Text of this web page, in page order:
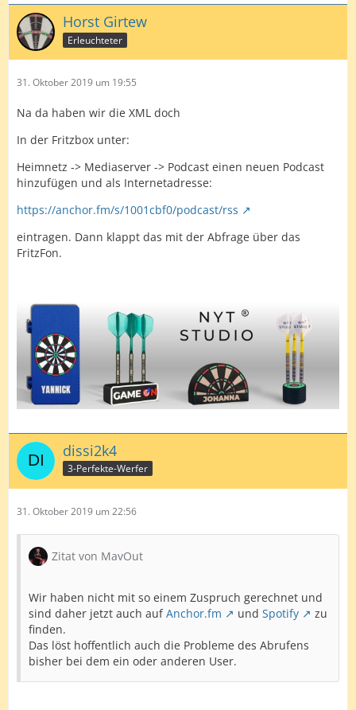
Horst Girtew
Erleuchteter
31. Oktober 2019 um 19:55
Na da haben wir die XML doch
In der Fritzbox unter:
Heimnetz -> Mediaserver -> Podcast einen neuen Podcast
hinzufügen und als Internetadresse:
https://anchor.fm/s/1001cbf0/podcast/rss
eintragen. Dann klappt das mit der Abfrage über das
FritzFon.
dissi2k4
3-Perfekte-Werfer
31. Oktober 2019 um 22:56
Zitat von MavOut
Wir haben nicht mit so einem Zuspruch gerechnet und
sind daher jetzt auch aufAnchor.fm und Spotify
zu
finden.
Das löst hoffentlich auch die Probleme des Abrufens
bisher bei dem ein oder anderen User.